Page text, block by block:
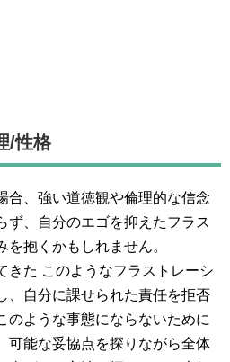
/性格
合、強い道徳観や倫理的な信念
ず、自分のエゴを抑えたフラス
を抱くかもしれません。
きた このようなフラストレーシ
、自分に課せられた責任を拒否
のような事態にならないために
可能な妥協点を探りながら全体